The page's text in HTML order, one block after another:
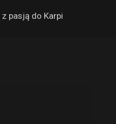
z pasją do Karpi